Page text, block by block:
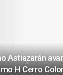
Astiazarán
H Cerro